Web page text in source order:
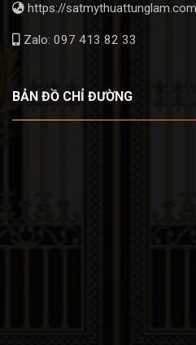
https://
Zalo: 097 413 82 33
BẢN ĐỒ CHỈ ĐƯỜNG